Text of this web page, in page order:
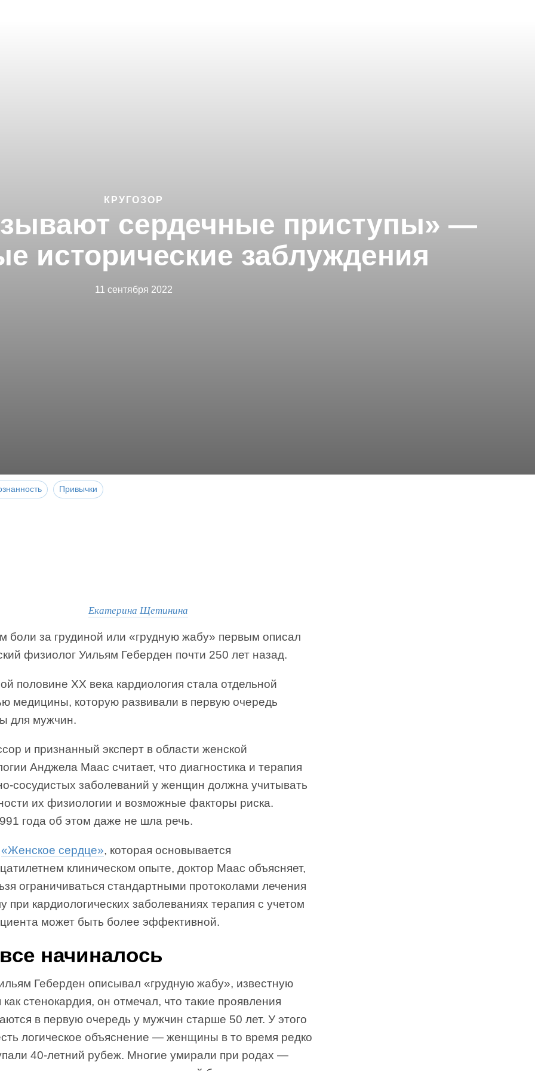
КРУГОЗОР
сердечные приступы» —
исторические заблуждения
11 сентября 2022
Привычки
Екатерина Щетинина
боли за грудиной или «грудную жабу» первым описал
физиолог Уильям Геберден почти 250 лет назад.
половине XX века кардиология стала отдельной
медицины, которую развивали в первую очередь
для мужчин.
и признанный эксперт в области женской
Анджела Маас считает, что диагностика и терапия
сосудистых заболеваний у женщин должна учитывать
их физиологии и возможные факторы риска.
года об этом даже не шла речь.
«Женское сердце», которая основывается
клиническом опыте, доктор Маас объясняет,
ограничиваться стандартными протоколами лечения
при кардиологических заболеваниях терапия с учетом
может быть более эффективной.
начиналось
Геберден описывал «грудную жабу», известную
как стенокардия, он отмечал, что такие проявления
в первую очередь у мужчин старше 50 лет. У этого
логическое объяснение — женщины в то время редко
40-летний рубеж. Многие умирали при родах —